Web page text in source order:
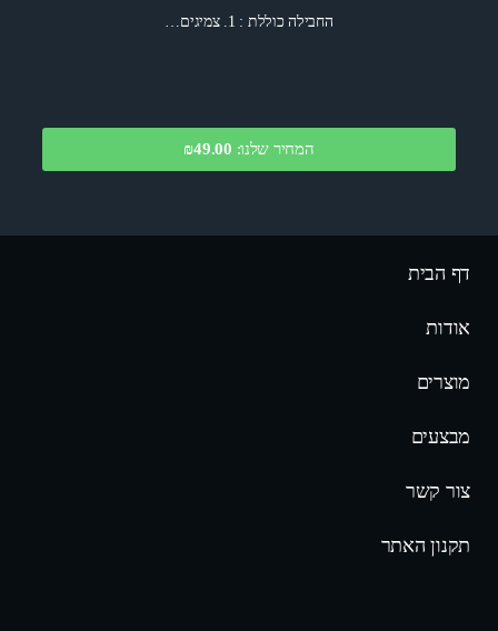
החבילה כוללת : 1. צמיגים…
המחיר שלנו: ₪49.00
דף הבית
אודות
מוצרים
מבצעים
צור קשר
תקנון האתר